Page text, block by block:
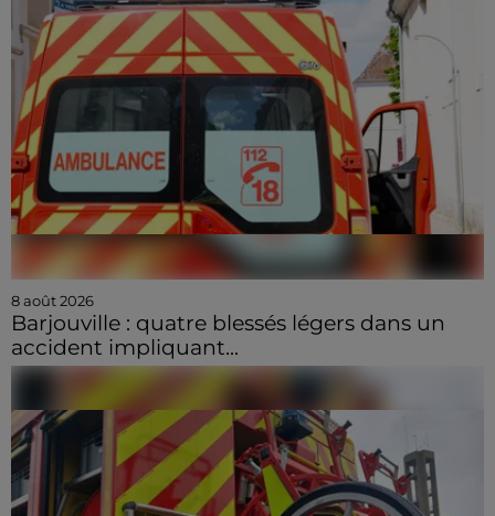
8 août 2026
Barjouville : quatre blessés légers dans un
accident impliquant...